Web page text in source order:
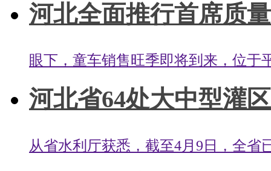
河北全面推行首席质
眼下，童车销售旺季即将到来，位于
河北省64处大中型灌
从省水利厅获悉，截至4月9日，全省